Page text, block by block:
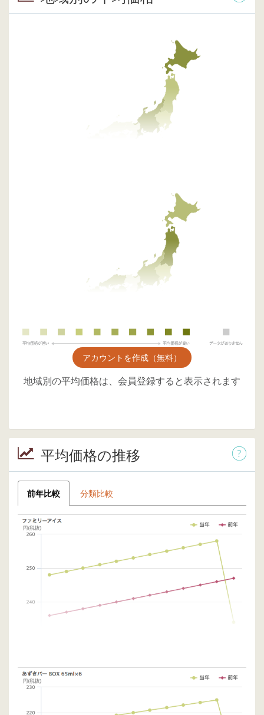
アカウントを作成（無料）
地域別の平均価格は、会員登録すると表示されます
平均価格の推移
前年比較 分類比較